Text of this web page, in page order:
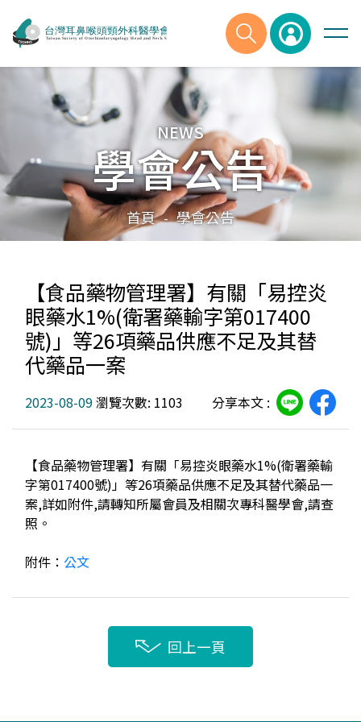
NEWS
學會公告
首頁 - 學會公告
【食品藥物管理署】有關「易控炎
眼藥水1%(衛署藥輸字第017400
號)」等26項藥品供應不足及其替
代藥品一案
2023-08-09瀏覽次數: 1103 分享本文 :
【食品藥物管理署】有關「易控炎眼藥水1%(衛署藥輸
字第017400號)」等26項藥品供應不足及其替代藥品一
案,詳如附件,請轉知所屬會員及相關次專科醫學會,請查
照。
附件： 公文
回上一頁